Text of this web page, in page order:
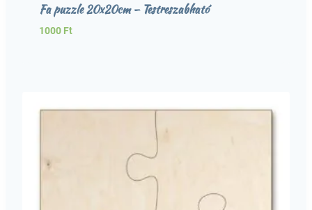
Fa puzzle 20x20cm – Testreszabható
1000 Ft